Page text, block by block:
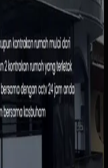
dan dasbor
Pemilik bisa
cepat, sementara calon
manual untuk